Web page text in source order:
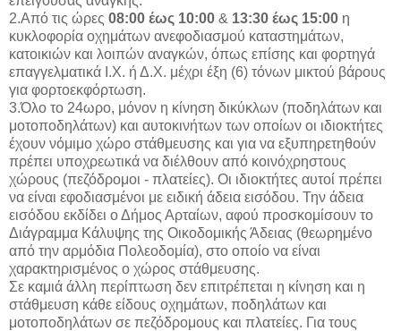
2.Από τις ώρες 08:00 έως 10:00 & 13:30 έως 15:00 η
κυκλοφορία οχημάτων ανεφοδιασμού καταστημάτων,
κατοικιών και λοιπών αναγκών, όπως επίσης και φορτηγά
επαγγελματικά Ι.Χ. ή Δ.Χ. μέχρι έξη (6) τόνων μικτού βάρους
για φορτοεκφόρτωση.
3.Όλο το 24ωρο, μόνον η κίνηση δικύκλων (ποδηλάτων και
μοτοποδηλάτων) και αυτοκινήτων των οποίων οι ιδιοκτήτες
έχουν νόμιμο χώρο στάθμευσης και για να εξυπηρετηθούν
πρέπει υποχρεωτικά να διέλθουν από κοινόχρηστους
χώρους (πεζόδρομοι - πλατείες). Οι ιδιοκτήτες αυτοί πρέπει
να είναι εφοδιασμένοι με ειδική άδεια εισόδου. Την άδεια
εισόδου εκδίδει ο Δήμος Αρταίων, αφού προσκομίσουν το
Διάγραμμα Κάλυψης της Οικοδομικής Άδειας (θεωρημένο
από την αρμόδια Πολεοδομία), στο οποίο να είναι
χαρακτηρισμένος ο χώρος στάθμευσης.
Σε καμιά άλλη περίπτωση δεν επιτρέπεται η κίνηση και η
στάθμευση κάθε είδους οχημάτων, ποδηλάτων και
μοτοποδηλάτων σε πεζόδρομους και πλατείες. Για τους